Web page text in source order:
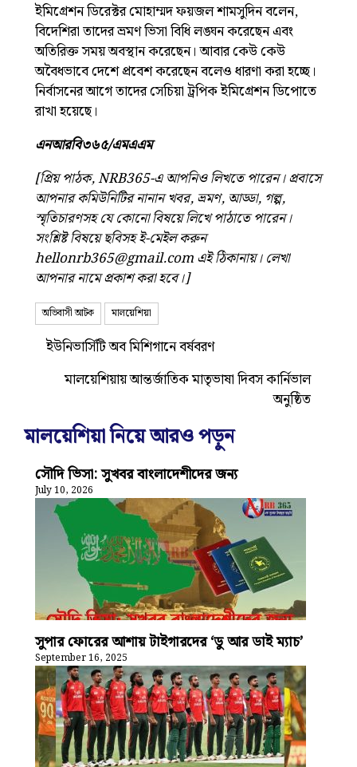
ইমিগ্রেশন ডিরেক্টর মোহাম্মদ ফয়জল শামসুদিন বলেন,
বিদেশিরা তাদের ভ্রমণ ভিসা বিধি লঙ্ঘন করেছেন এবং
অতিরিক্ত সময় অবস্থান করেছেন। আবার কেউ কেউ
অবৈধভাবে দেশে প্রবেশ করেছেন বলেও ধারণা করা হচ্ছে।
নির্বাসনের আগে তাদের সেচিয়া ট্রপিক ইমিগ্রেশন ডিপোতে
রাখা হয়েছে।
এনআরবি৩৬৫/এমএএম
[প্রিয় পাঠক, NRB365-এ আপনিও লিখতে পারেন। প্রবাসে
আপনার কমিউনিটির নানান খবর, ভ্রমণ, আড্ডা, গল্প,
স্মৃতিচারণসহ যে কোনো বিষয়ে লিখে পাঠাতে পারেন।
সংশ্লিষ্ট বিষয়ে ছবিসহ ই-মেইল করুন
hellonrb365@gmail.comএই ঠিকানায়। লেখা
আপনার নামে প্রকাশ করা হবে।]
অভিবাসী আটক মালয়েশিয়া
ইউনিভার্সিটি অব মিশিগানে বর্ষবরণ
মালয়েশিয়ায় আন্তর্জাতিক মাতৃভাষা দিবস কার্নিভাল
অনুষ্ঠিত
মালয়েশিয়া নিয়ে আরও পড়ুন
সৌদি ভিসা: সুখবর বাংলাদেশীদের জন্য
July 10, 2026
সুপার ফোরের আশায় টাইগারদের ‘ডু আর ডাই ম্যাচ’
September 16, 2025